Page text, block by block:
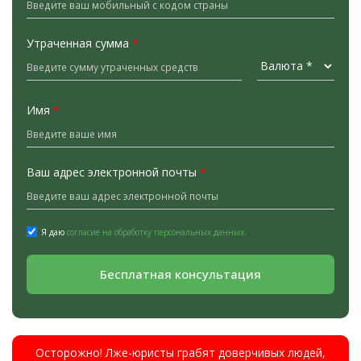
Утраченная сумма *
Имя *
Ваш адрес электронной почты *
Я даю согласие на обработку персональных данных.
Бесплатная консультация
Осторожно! Лже-юристы грабят доверчивых людей,